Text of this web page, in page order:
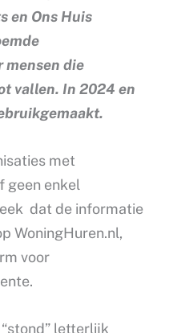
en Ons Huis
mensen die
vallen. In 2024 en
met
geen enkel
dat de informatie
WoningHuren.nl,
voor
letterlijk